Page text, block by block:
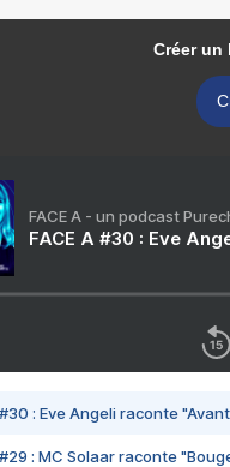
Créer un
FACE A - un podcast
FACE A #30 : Eve
#30 : Eve Angeli raconte
#29 : MC Solaar raconte